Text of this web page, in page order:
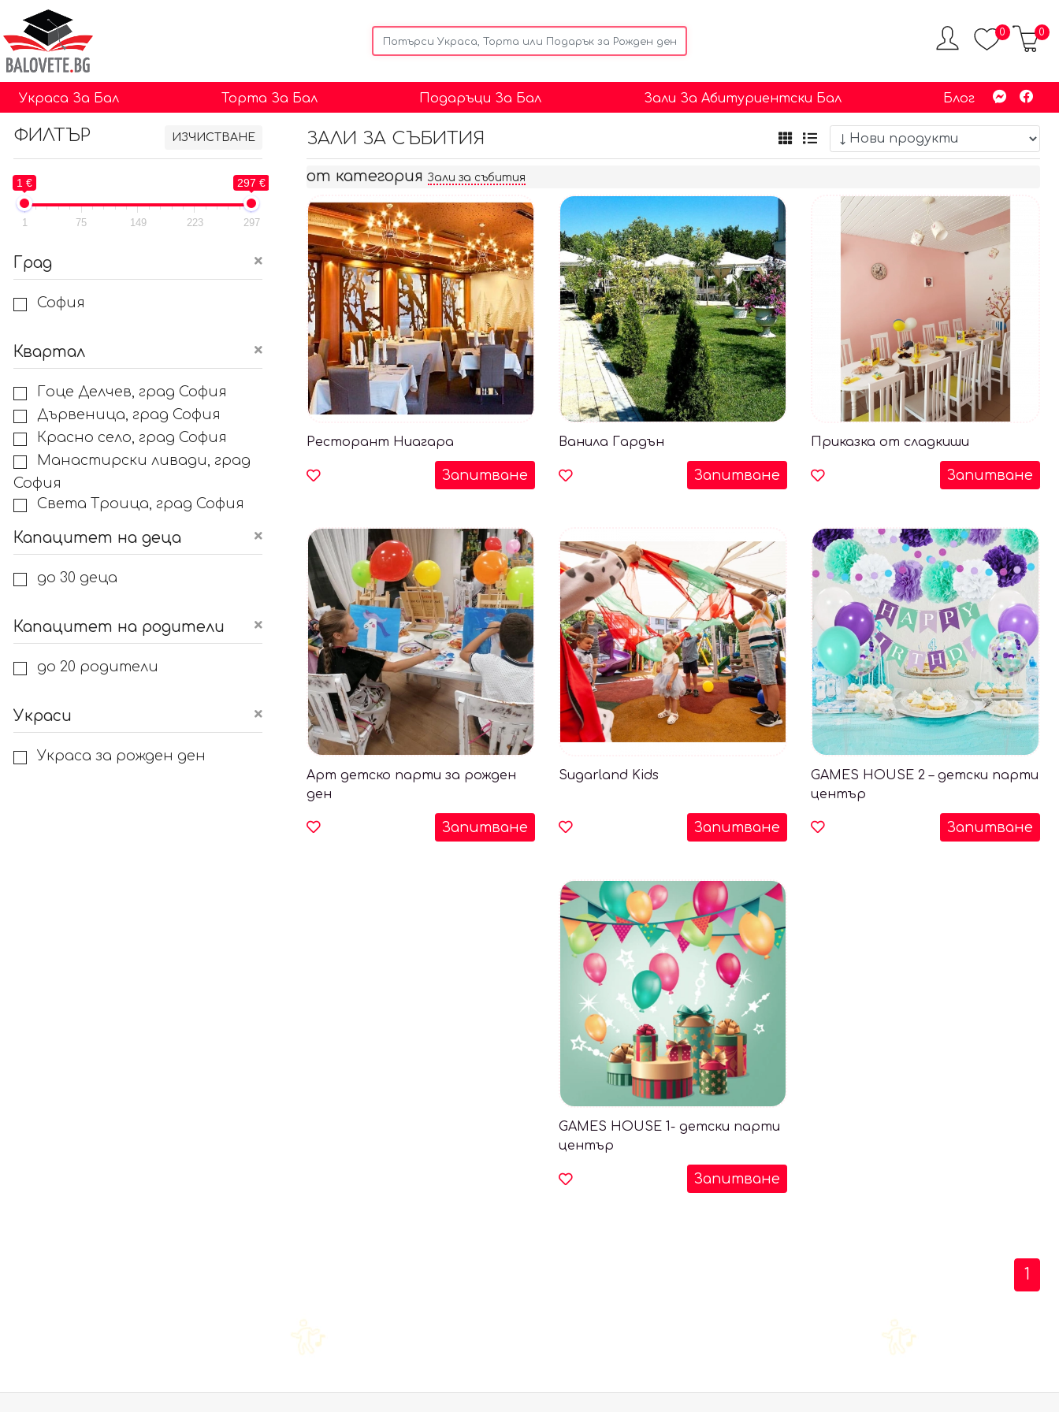
0 0
Украса За Бал Торта За Бал Подаръци За Бал Зали За Абитуриентски Бал Блог
ФИЛТЪР ИЗЧИСТВАНЕ
1 € 297 €
1 75 149 223 297
Град
София
Квартал
Гоце Делчев, град София
Дървеница, град София
Красно село, град София
Манастирски ливади, град
София
Света Троица, град София
Капацитет на деца
до 30 деца
Капацитет на родители
до 20 родители
Украси
Украса за рожден ден
ЗАЛИ ЗА СЪБИТИЯ
от категория Зали за събития
Ресторант Ниагара
Запитване
Ванила Гардън
Запитване
Приказка от сладкиши
Запитване
Арт детско парти за рожден
ден
Запитване
Sugarland Kids
Запитване
GAMES HOUSE 2 – детски парти
център
Запитване
GAMES HOUSE 1- детски парти
център
Запитване
1